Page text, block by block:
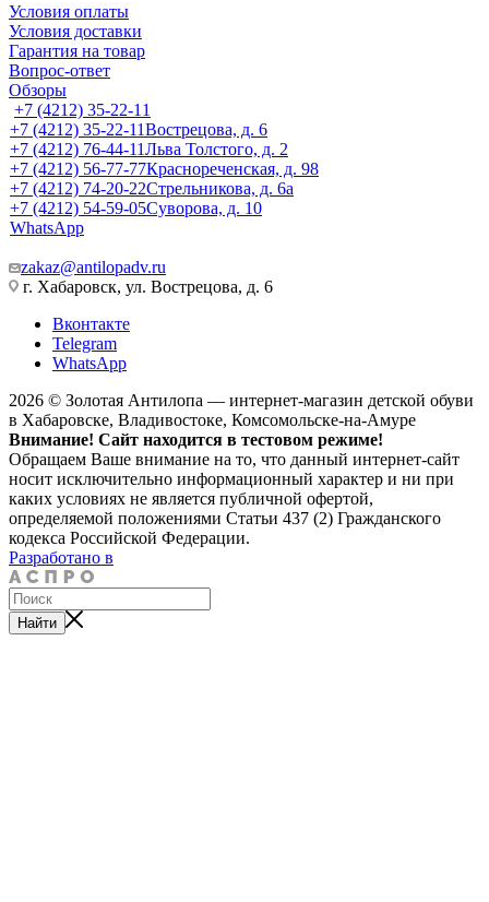
Условия оплаты
Условия доставки
Гарантия на товар
Вопрос-ответ
Обзоры
+7 (4212) 35-22-11
+7 (4212) 35-22-11Вострецова, д. 6
+7 (4212) 76-44-11Льва Толстого, д. 2
+7 (4212) 56-77-77Краснореченская, д. 98
+7 (4212) 74-20-22Стрельникова, д. 6а
+7 (4212) 54-59-05Суворова, д. 10
WhatsApp
zakaz@antilopadv.ru
г. Хабаровск, ул. Вострецова, д. 6
Вконтакте
Telegram
WhatsApp
2026 © Золотая Антилопа — интернет-магазин детской обуви
в Хабаровске, Владивостоке, Комсомольске-на-Амуре
Внимание! Сайт находится в тестовом режиме!
Обращаем Ваше внимание на то, что данный интернет-сайт
носит исключительно информационный характер и ни при
каких условиях не является публичной офертой,
определяемой положениями Статьи 437 (2) Гражданского
кодекса Российской Федерации.
Разработано в
Найти